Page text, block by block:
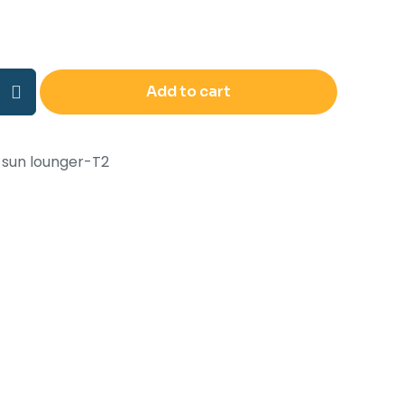
Add to cart
lounger-T2